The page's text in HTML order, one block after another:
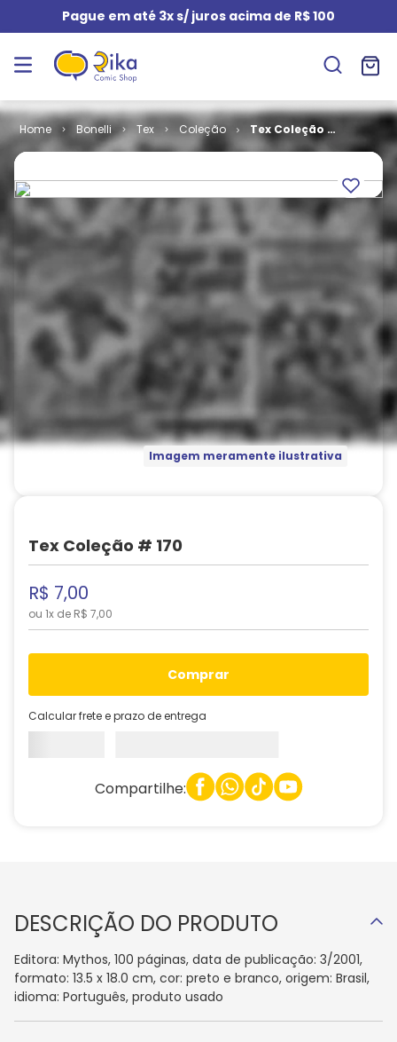
Pague em até 3x s/ juros acima de R$ 100
Bonelli Tex Coleção
Tex Coleção #
170
Imagem meramente ilustrativa
Tex Coleção # 170
R$ 7,00
ou 1x de R$ 7,00
comprar
Calcular frete e prazo de entrega
Compartilhe:
DESCRIÇÃO DO PRODUTO
Editora: Mythos, 100 páginas, data de publicação: 3/2001,
formato: 13.5 x 18.0 cm, cor: preto e branco, origem: Brasil,
idioma: Português, produto usado